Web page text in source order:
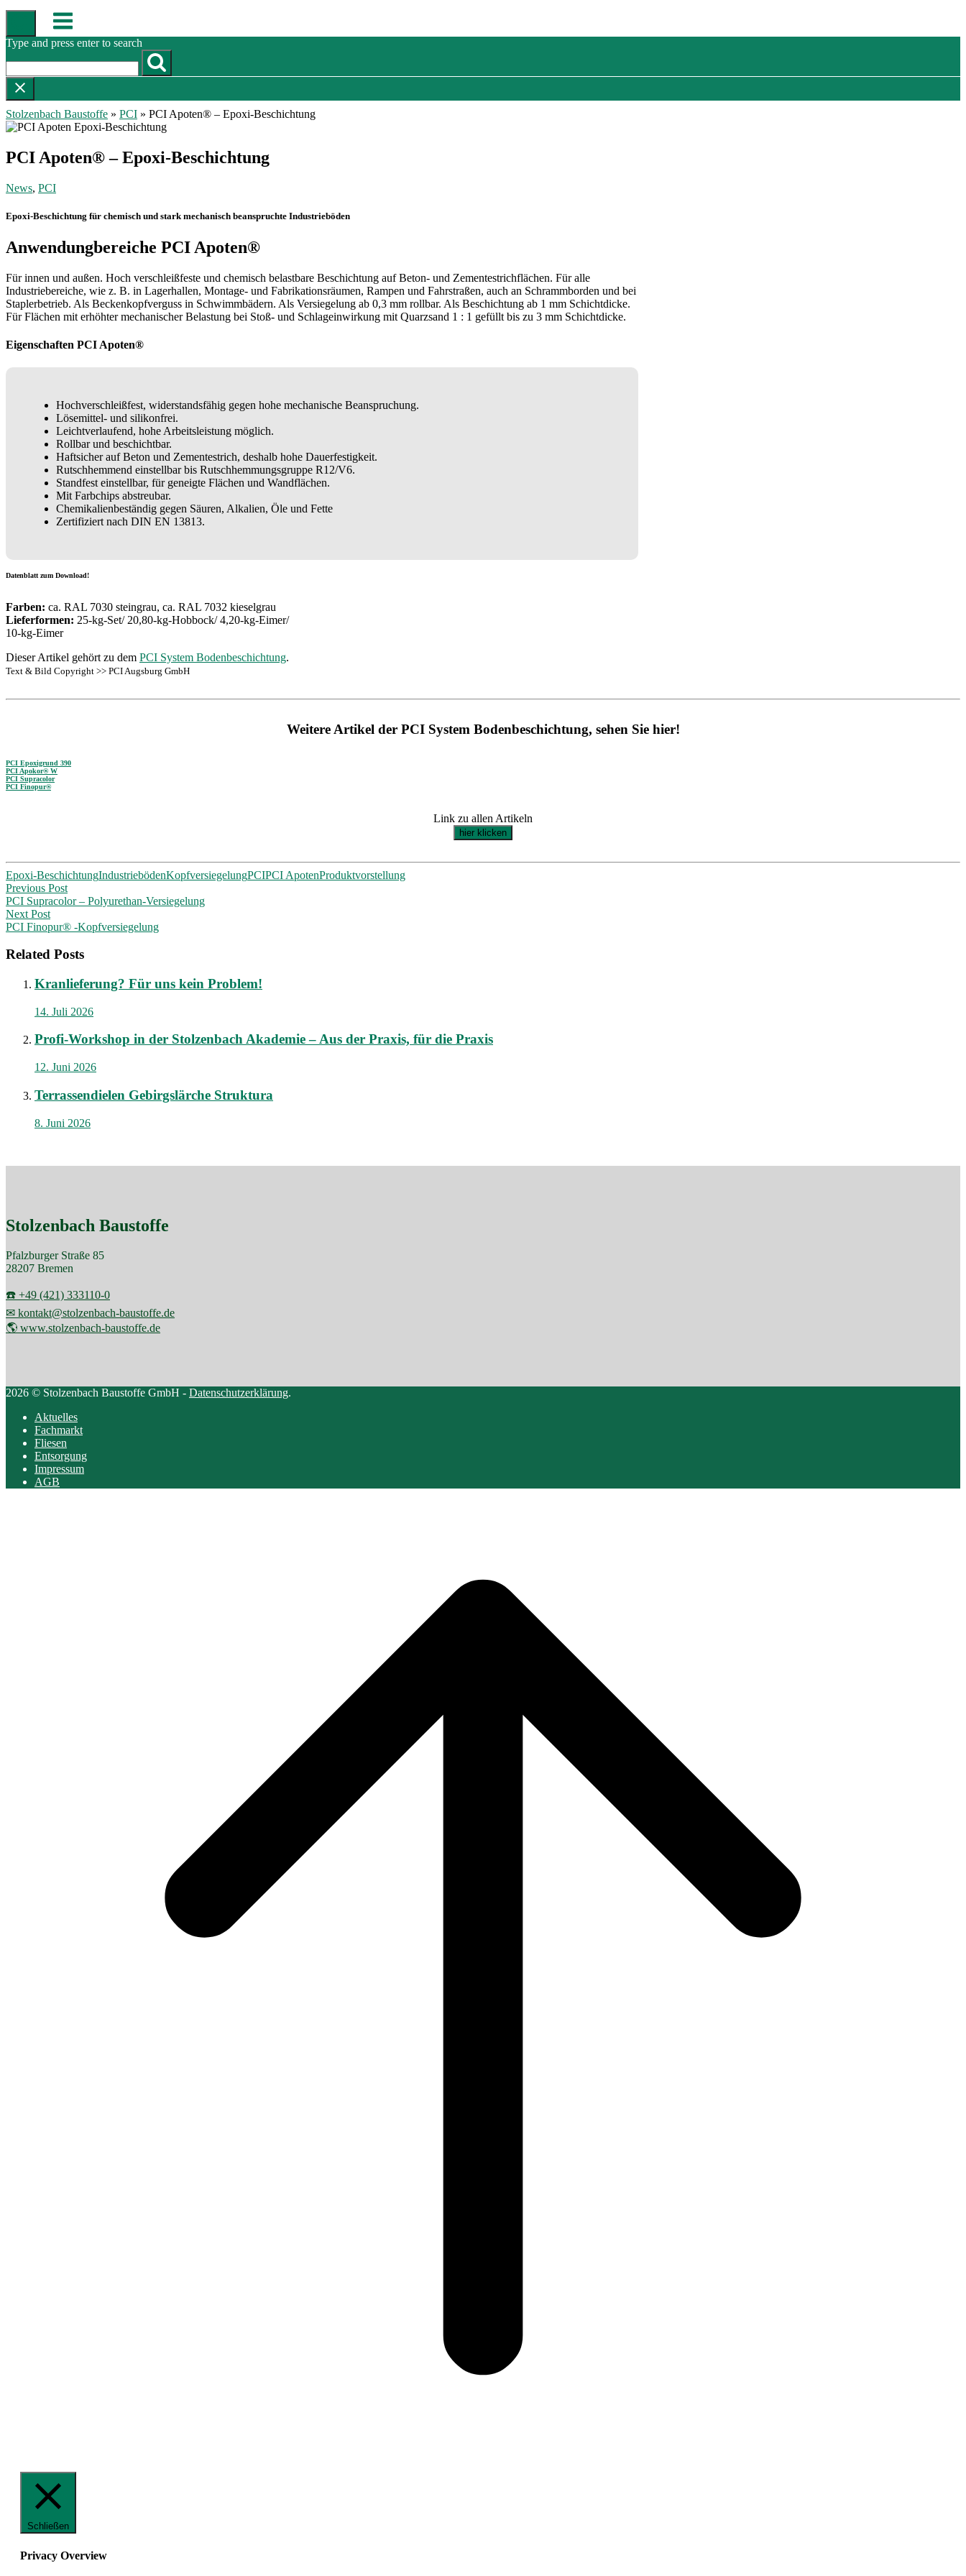
Skip
content
Menu
Type and press enter to search
Stolzenbach Baustoffe » PCI » PCI Apoten® – Epoxi-Beschichtung
PCI Apoten® – Epoxi-Beschichtung
News, PCI
Epoxi-Beschichtung für chemisch und stark mechanisch beanspruchte Industrieböden
Anwendungbereiche PCI Apoten®
Für innen und außen. Hoch verschleißfeste und chemisch belastbare Beschichtung auf Beton- und Zementestrichflächen. Für alle
Industriebereiche, wie z. B. in Lagerhallen, Montage- und Fabrikationsräumen, Rampen und Fahrstraßen, auch an Schrammborden und bei
Staplerbetrieb. Als Beckenkopfverguss in Schwimmbädern. Als Versiegelung ab 0,3 mm rollbar. Als Beschichtung ab 1 mm Schichtdicke.
Für Flächen mit erhöhter mechanischer Belastung bei Stoß- und Schlageinwirkung mit Quarzsand 1 : 1 gefüllt bis zu 3 mm Schichtdicke.
Eigenschaften PCI Apoten®
Hochverschleißfest, widerstandsfähig gegen hohe mechanische Beanspruchung.
Lösemittel- und silikonfrei.
Leichtverlaufend, hohe Arbeitsleistung möglich.
Rollbar und beschichtbar.
Haftsicher auf Beton und Zementestrich, deshalb hohe Dauerfestigkeit.
Rutschhemmend einstellbar bis Rutschhemmungsgruppe R12/V6.
Standfest einstellbar, für geneigte Flächen und Wandflächen.
Mit Farbchips abstreubar.
Chemikalienbeständig gegen Säuren, Alkalien, Öle und Fette
Zertifiziert nach DIN EN 13813.
Datenblatt zum Download!
Farben: ca. RAL 7030 steingrau, ca. RAL 7032 kieselgrau
Lieferformen: 25-kg-Set/ 20,80-kg-Hobbock/ 4,20-kg-Eimer/
10-kg-Eimer
Dieser Artikel gehört zu dem PCI System Bodenbeschichtung.
Text & Bild Copyright >> PCI Augsburg GmbH
Weitere Artikel der PCI System Bodenbeschichtung, sehen Sie hier!
PCI Epoxigrund 390
PCI Apokor® W
PCI Supracolor
PCI Finopur®
Link zu allen Artikeln
hier klicken
Epoxi-BeschichtungIndustriebödenKopfversiegelungPCIPCI ApotenProduktvorstellung
Post
navigation
Previous Post
PCI Supracolor – Polyurethan-Versiegelung
Next Post
PCI Finopur® -Kopfversiegelung
Related Posts
Kranlieferung? Für uns kein Problem!
14. Juli 2026
Profi-Workshop in der Stolzenbach Akademie – Aus der Praxis, für die Praxis
12. Juni 2026
Terrassendielen Gebirgslärche Struktura
8. Juni 2026
Stolzenbach Baustoffe
Pfalzburger Straße 85
28207 Bremen
☎️ +49 (421) 333110-0
✉ kontakt@stolzenbach-baustoffe.de
🌎 www.stolzenbach-baustoffe.de
2026 © Stolzenbach Baustoffe GmbH - Datenschutzerklärung.
Aktuelles
Fachmarkt
Fliesen
Entsorgung
Impressum
AGB
Schließen
Privacy Overview